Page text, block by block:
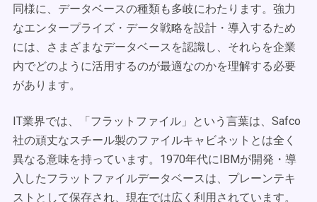
同様に、データベースの種類も多岐にわたります。強力
なエンタープライズ・データ戦略を設計・導入するため
には、さまざまなデータベースを認識し、それらを企業
内でどのように活用するのが最適なのかを理解する必要
があります。
IT業界では、「フラットファイル」という言葉は、Safco
社の頑丈なスチール製のファイルキャビネットとは全く
異なる意味を持っています。1970年代にIBMが開発・導
入したフラットファイルデータベースは、プレーンテキ
ストとして保存され、現在では広く利用されています。